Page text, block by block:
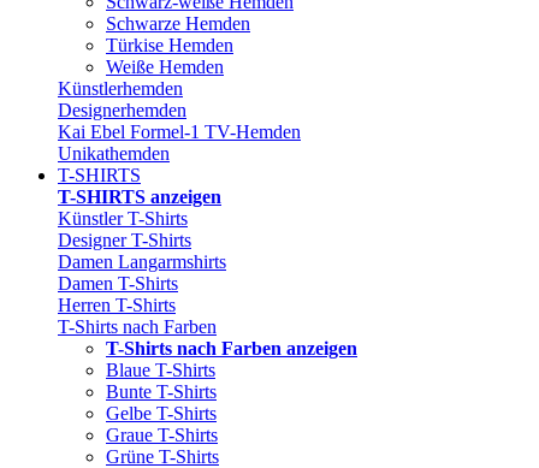
Schwarze Hemden
Türkise Hemden
Weiße Hemden
Künstlerhemden
Designerhemden
Kai Ebel Formel-1 TV-Hemden
Unikathemden
T-SHIRTS
T-SHIRTS anzeigen
Künstler T-Shirts
Designer T-Shirts
Damen Langarmshirts
Damen T-Shirts
Herren T-Shirts
T-Shirts nach Farben
T-Shirts nach Farben anzeigen
Blaue T-Shirts
Bunte T-Shirts
Gelbe T-Shirts
Graue T-Shirts
Grüne T-Shirts